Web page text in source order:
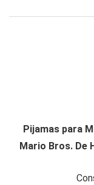
Pijamas para
Mario Bros. De